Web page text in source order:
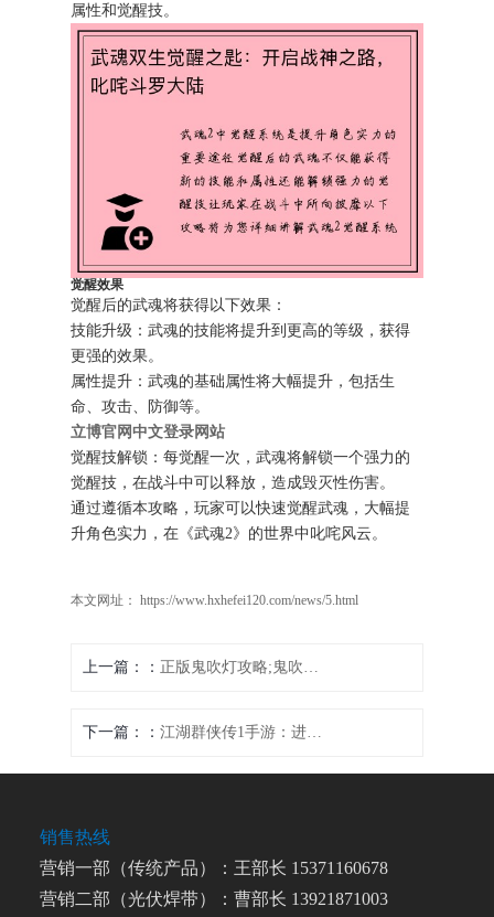
属性和觉醒技。
觉醒效果
觉醒后的武魂将获得以下效果：
技能升级：武魂的技能将提升到更高的等级，获得
更强的效果。
属性提升：武魂的基础属性将大幅提升，包括生
命、攻击、防御等。
立博官网中文登录网站
觉醒技解锁：每觉醒一次，武魂将解锁一个强力的
觉醒技，在战斗中可以释放，造成毁灭性伤害。
通过遵循本攻略，玩家可以快速觉醒武魂，大幅提
升角色实力，在《武魂2》的世界中叱咤风云。
本文网址： https://www.hxhefei120.com/news/5.html
上一篇： 正版鬼吹灯攻略;鬼吹灯解密最终整理版：鬼吹灯盗墓探秘终极指南
下一篇： 江湖群侠传1手游：进阶攻略和秘籍大全
销售热线
营销一部（传统产品）：王部长 15371160678
营销二部（光伏焊带）：曹部长 13921871003